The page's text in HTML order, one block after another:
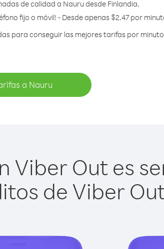
de calidad a Nauru desde Finlandia.
fijo o móvil! - Desde apenas $2.47 por
para conseguir las mejores tarifas por
a Nauru
Viber Out es
de Viber